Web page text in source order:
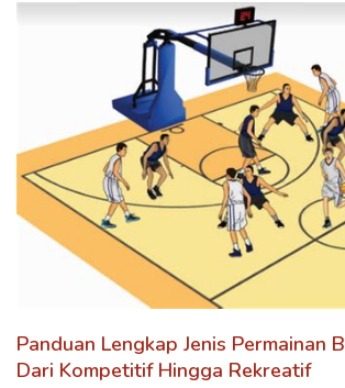
Panduan Lengkap Jenis Permainan
Dari Kompetitif Hingga Rekreatif